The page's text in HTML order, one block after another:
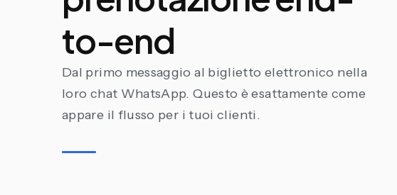
to-end
Dal primo messaggio al biglietto elettronico nella
loro chat WhatsApp. Questo è esattamente come
appare il flusso per i tuoi clienti.